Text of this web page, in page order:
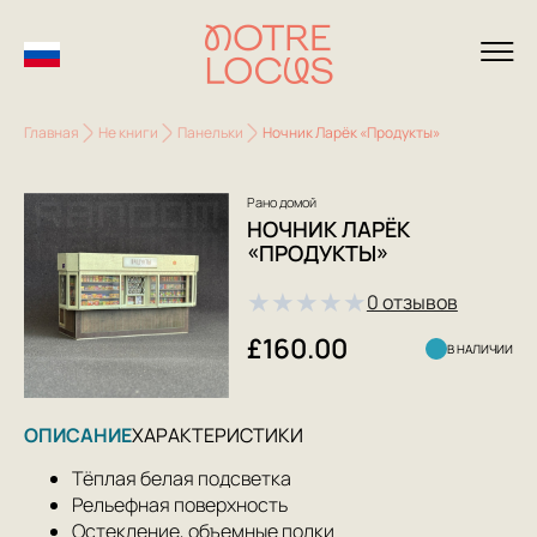
Главная Не книги Панельки Ночник Ларёк «Продукты»
Рано домой
НОЧНИК ЛАРЁК
«ПРОДУКТЫ»
★★★★★0 отзывов
£160.00 В НАЛИЧИИ
ОПИСАНИЕХАРАКТЕРИСТИКИ
Тёплая белая подсветка
Рельефная поверхность
Остекление, объемные полки